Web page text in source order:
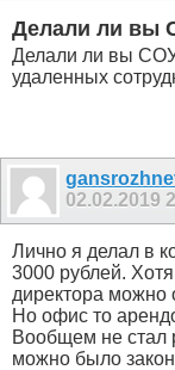
499 ₽
-15%
Отмена Оплатить
Делали ли вы
Делали ли вы
удаленных
02.02.2019
Лично я делал в
3000 рублей.
директора можно
Но офис то
Вообщем не стал
можно было